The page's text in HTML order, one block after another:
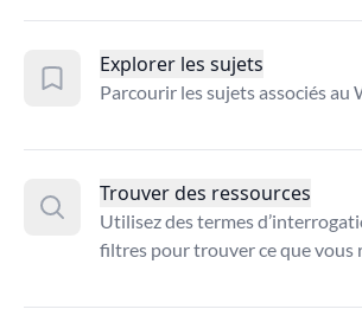
Explorer les sujets
Parcourir les sujets associés au
Trouver des ressources
Utilisez des termes
filtres pour trouver ce que vous